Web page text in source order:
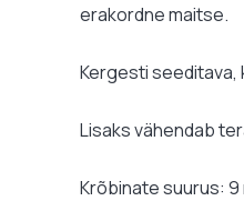
erakordne maitse.
Kergesti seeditava,
Lisaks vähendab
Krõbinate suurus: 9